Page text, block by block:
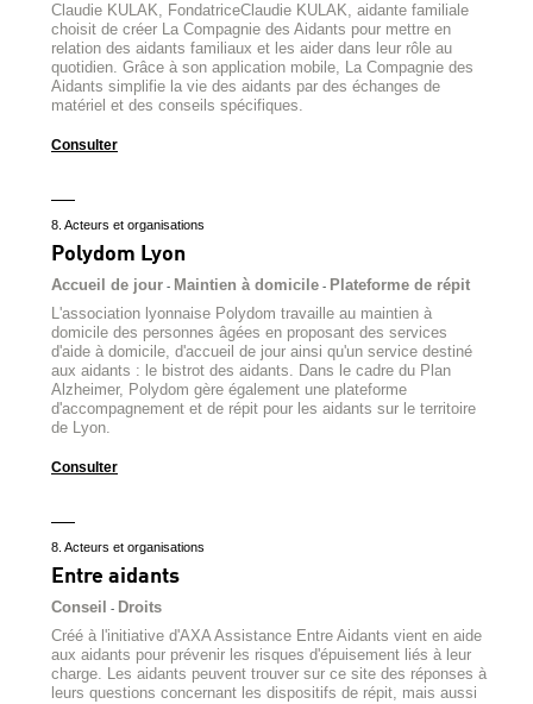
Claudie KULAK, FondatriceClaudie KULAK, aidante familiale
choisit de créer La Compagnie des Aidants pour mettre en
relation des aidants familiaux et les aider dans leur rôle au
quotidien. Grâce à son application mobile, La Compagnie des
Aidants simplifie la vie des aidants par des échanges de
matériel et des conseils spécifiques.
Consulter
8. Acteurs et organisations
Polydom Lyon
Accueil de jour - Maintien à domicile - Plateforme de répit
L'association lyonnaise Polydom travaille au maintien à
domicile des personnes âgées en proposant des services
d'aide à domicile, d'accueil de jour ainsi qu'un service destiné
aux aidants : le bistrot des aidants. Dans le cadre du Plan
Alzheimer, Polydom gère également une plateforme
d'accompagnement et de répit pour les aidants sur le territoire
de Lyon.
Consulter
8. Acteurs et organisations
Entre aidants
Conseil - Droits
Créé à l'initiative d'AXA Assistance Entre Aidants vient en aide
aux aidants pour prévenir les risques d'épuisement liés à leur
charge. Les aidants peuvent trouver sur ce site des réponses à
leurs questions concernant les dispositifs de répit, mais aussi